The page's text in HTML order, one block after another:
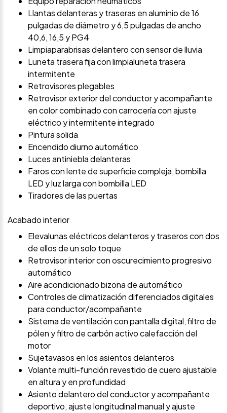
Llantas delanteras y traseras en aluminio de 16
pulgadas de diámetro y 6,5 pulgadas de ancho
40,6, 16,5 y PG4
Limpiaparabrisas delantero con sensor de lluvia
Luneta trasera fija con limpialuneta trasera
intermitente
Retrovisores plegables
Retrovisor exterior del conductor y acompañante
en color combinado con carrocería con ajuste
eléctrico y intermitente integrado
Pintura solida
Encendido diurno automático
Luces antiniebla delanteras
Faros con lente de superficie compleja, bombilla
LED y luz larga con bombilla LED
Tiradores de las puertas
Acabado interior
Elevalunas eléctricos delanteros y traseros con dos
de ellos de un solo toque
Retrovisor interior con oscurecimiento progresivo
automático
Aire acondicionado bizona de automático
Controles de climatización diferenciados digitales
para conductor/acompañante
Sistema de ventilación con pantalla digital, filtro de
pólen y filtro de carbón activo calefacción del
motor
Sujetavasos en los asientos delanteros
Volante multi-función revestido de cuero ajustable
en altura y en profundidad
Asiento delantero del conductor y acompañante
deportivo, ajuste longitudinal manual y ajuste